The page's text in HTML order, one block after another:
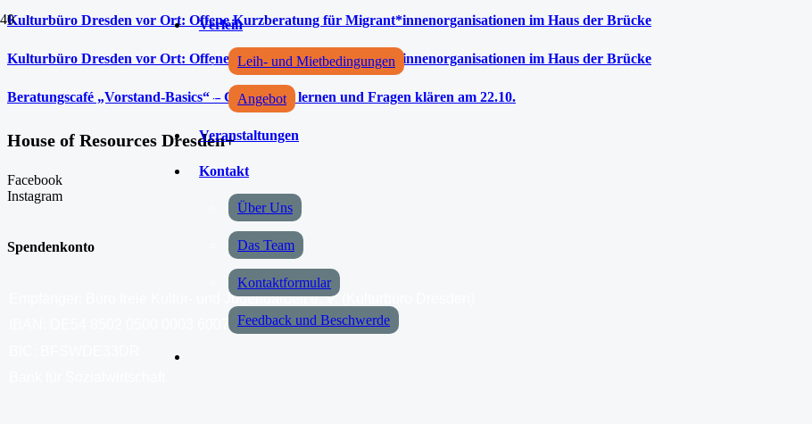
Verleih
Leih- und Mietbedingungen
Angebot
Veranstaltungen
Kontakt
Über Uns
Das Team
Kontaktformular
Feedback und Beschwerde
Kulturbüro Dresden vor Ort: Offene Kurzberatung für Migrant*innenorganisationen im Haus der Brücke
Kulturbüro Dresden vor Ort: Offene Kurzberatung für Migrant*innenorganisationen im Haus der Brücke
Beratungscafé „Vorstand-Basics“ – Gemeinsam lernen und Fragen klären am 22.10.
House of Resources Dresden+
Facebook
Instagram
Spendenkonto
Empfänger: Büro freie Kultur- und Jugendarbeit e. V. (Kulturbüro Dresden)
IBAN: DE54 8502 0500 0003 6007 04